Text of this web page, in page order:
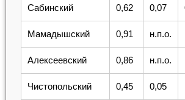
Сабинский 0,62 0,07
Мамадышский 0,91 н.п.о.
Алексеевский 0,86 н.п.о.
Чистопольский 0,45 0,05